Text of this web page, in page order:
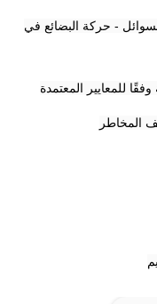
للمعايير المعتمدة
المخاطر